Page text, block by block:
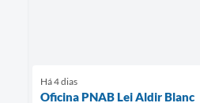
Há 4 dias
Oficina PNAB Lei Aldir Blanc